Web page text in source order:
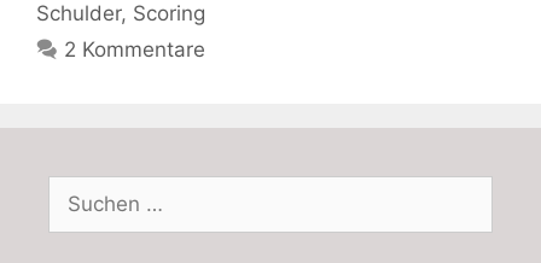
Schulder, Scoring
2 Kommentare
Suchen
nach: